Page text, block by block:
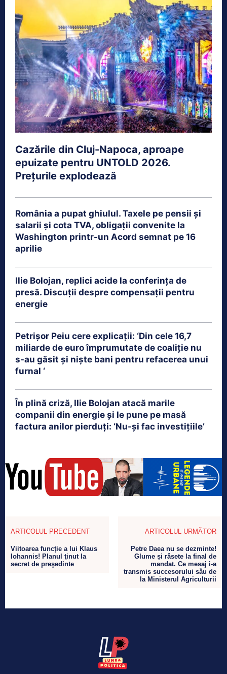
Cazările din Cluj-Napoca, aproape
epuizate pentru UNTOLD 2026.
Prețurile explodează
România a pupat ghiulul. Taxele pe pensii și
salarii și cota TVA, obligații convenite la
Washington printr-un Acord semnat pe 16
aprilie
Ilie Bolojan, replici acide la conferința de
presă. Discuții despre compensații pentru
energie
Petrişor Peiu cere explicații: ‘Din cele 16,7
miliarde de euro împrumutate de coaliţie nu
s-au găsit şi nişte bani pentru refacerea unui
furnal ‘
În plină criză, Ilie Bolojan atacă marile
companii din energie și le pune pe masă
factura anilor pierduți: ‘Nu-și fac investițiile’
ARTICOLUL PRECEDENT
Viitoarea funcţie a lui Klaus
Iohannis! Planul ţinut la
secret de preşedinte
ARTICOLUL URMĂTOR
Petre Daea nu se dezminte!
Glume și râsete la final de
mandat. Ce mesaj i-a
transmis succesorului său de
la Ministerul Agriculturii